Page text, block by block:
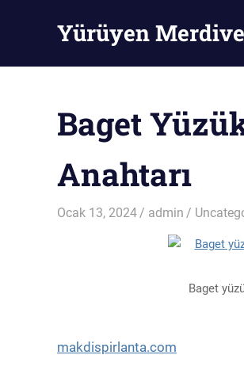
Yürüyen
Baget
Anahtarı
Ocak 13, 2024 admin
Baget
makdispirlanta.com